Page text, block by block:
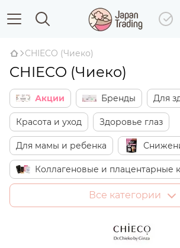
CHIECO (Чиеко)
CHIECO (Чиеко)
Акции Бренды Для
Красота и уход Здоровье глаз
Для мамы и ребенка
Коллагеновые и плацентарные
Японские сладости Дом
Все категории